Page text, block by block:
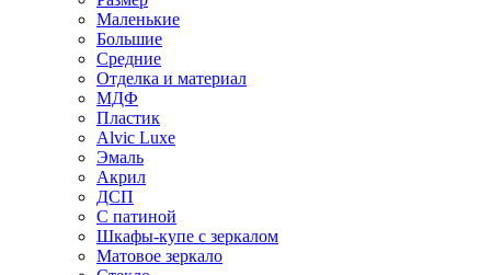
Маленькие
Большие
Средние
Отделка и материал
МДФ
Пластик
Alvic Luxe
Эмаль
Акрил
ДСП
С патиной
Шкафы-купе с зеркалом
Матовое зеркало